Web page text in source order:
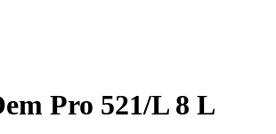
Pro 521/L 8 L